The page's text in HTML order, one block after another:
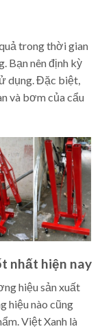
trong thời gian
Bạn nên định kỳ
dụng. Đặc biệt,
và bơm của cẩu
nhất hiện nay
hiệu sản xuất
hiệu nào cũng
Việt Xanh là